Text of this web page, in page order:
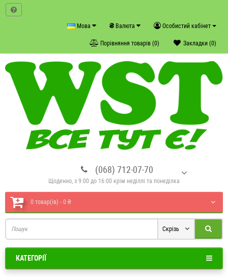
Особистий кабінет
₴ Валюта
Мова
Закладки (0)
Порівняння товарів (0)
(068) 712-07-70
Щоденно, з 9:00 до 16:00 крім неділлі та понеділка
0 товар(ів) - 0 ₴
Скрізь
КАТЕГОРІЇ